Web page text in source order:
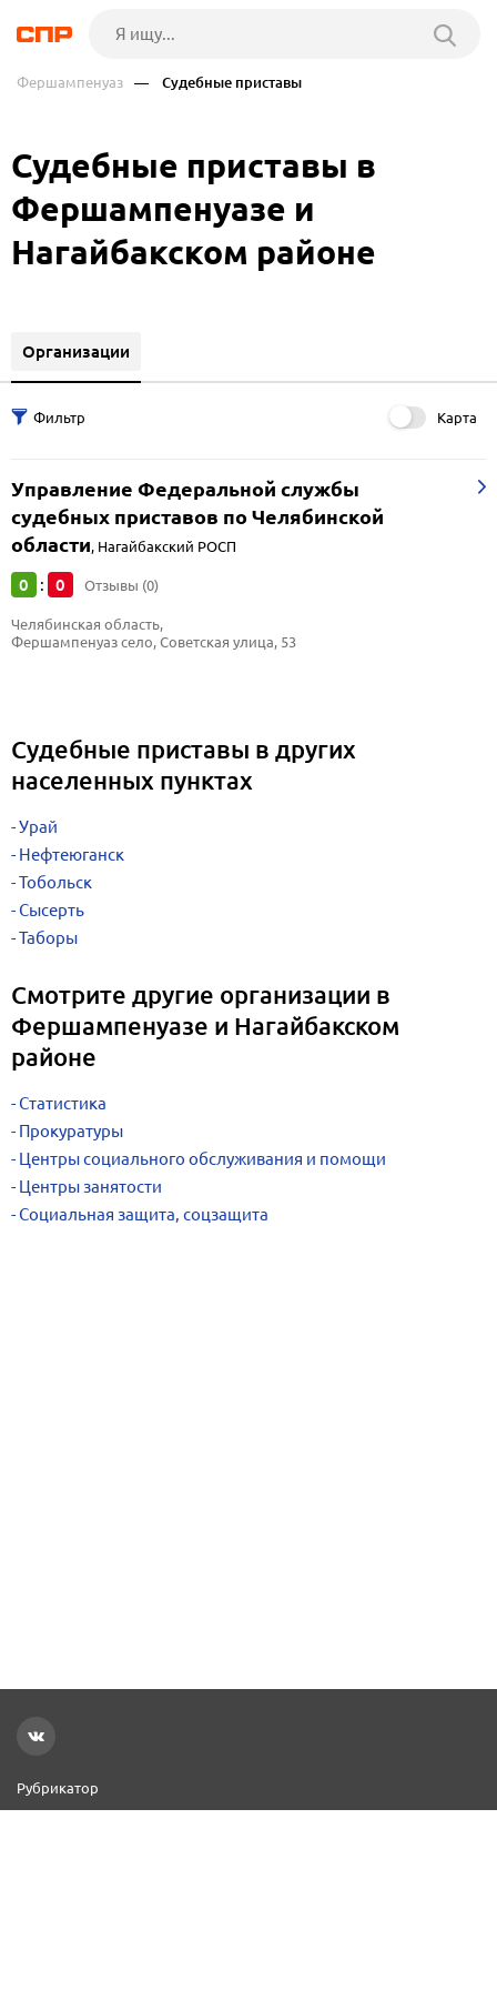
Фершампенуаз — Судебные приставы
Судебные приставы в
Фершампенуазе и
Нагайбакском районе
Организации
Карта
Управление Федеральной службы
судебных приставов по Челябинской
области, Нагайбакский РОСП
0 : 0 Отзывы (0)
Челябинская область,
Фершампенуаз село, Советская улица, 53
Судебные приставы в других
населенных пунктах
Урай
Нефтеюганск
Тобольск
Сысерть
Таборы
Смотрите другие организации в
Фершампенуазе и Нагайбакском
районе
Статистика
Прокуратуры
Центры социального обслуживания и помощи
Центры занятости
Социальная защита, соцзащита
Рубрикатор